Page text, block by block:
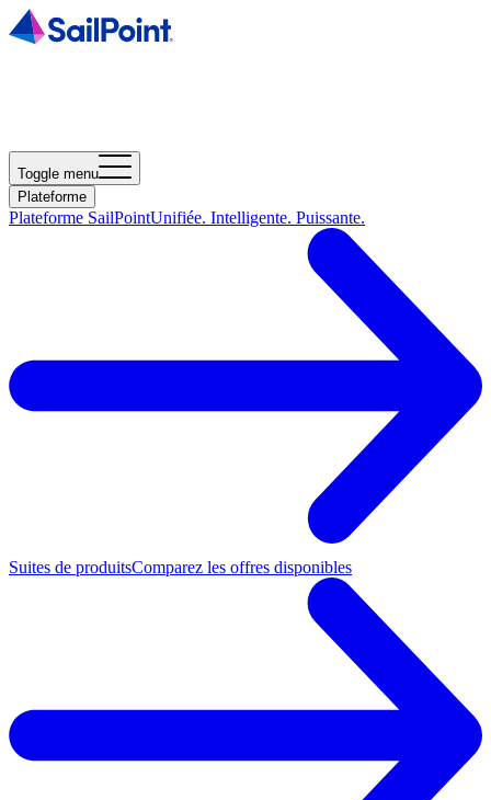
Toggle menu
Plateforme
Plateforme SailPointUnifiée. Intelligente. Puissante.
Suites de produitsComparez les offres disponibles